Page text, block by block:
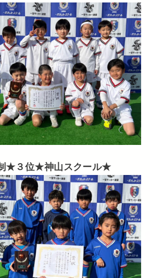
★３位★神山スクール★